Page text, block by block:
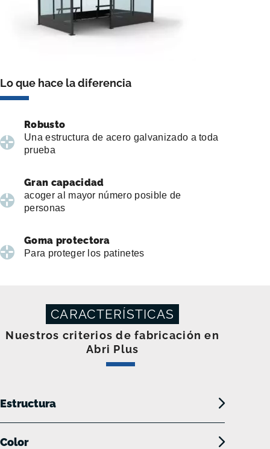
Lo que hace la diferencia
Robusto
Una estructura de acero galvanizado a toda
prueba
Gran capacidad
acoger al mayor número posible de
personas
Goma protectora
Para proteger los patinetes
CARACTERÍSTICAS
Nuestros criterios de fabricación en
Abri Plus
Estructura
Color